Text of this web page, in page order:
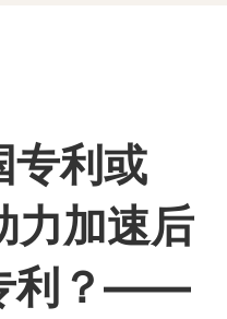
专利或
力加速后
利？——